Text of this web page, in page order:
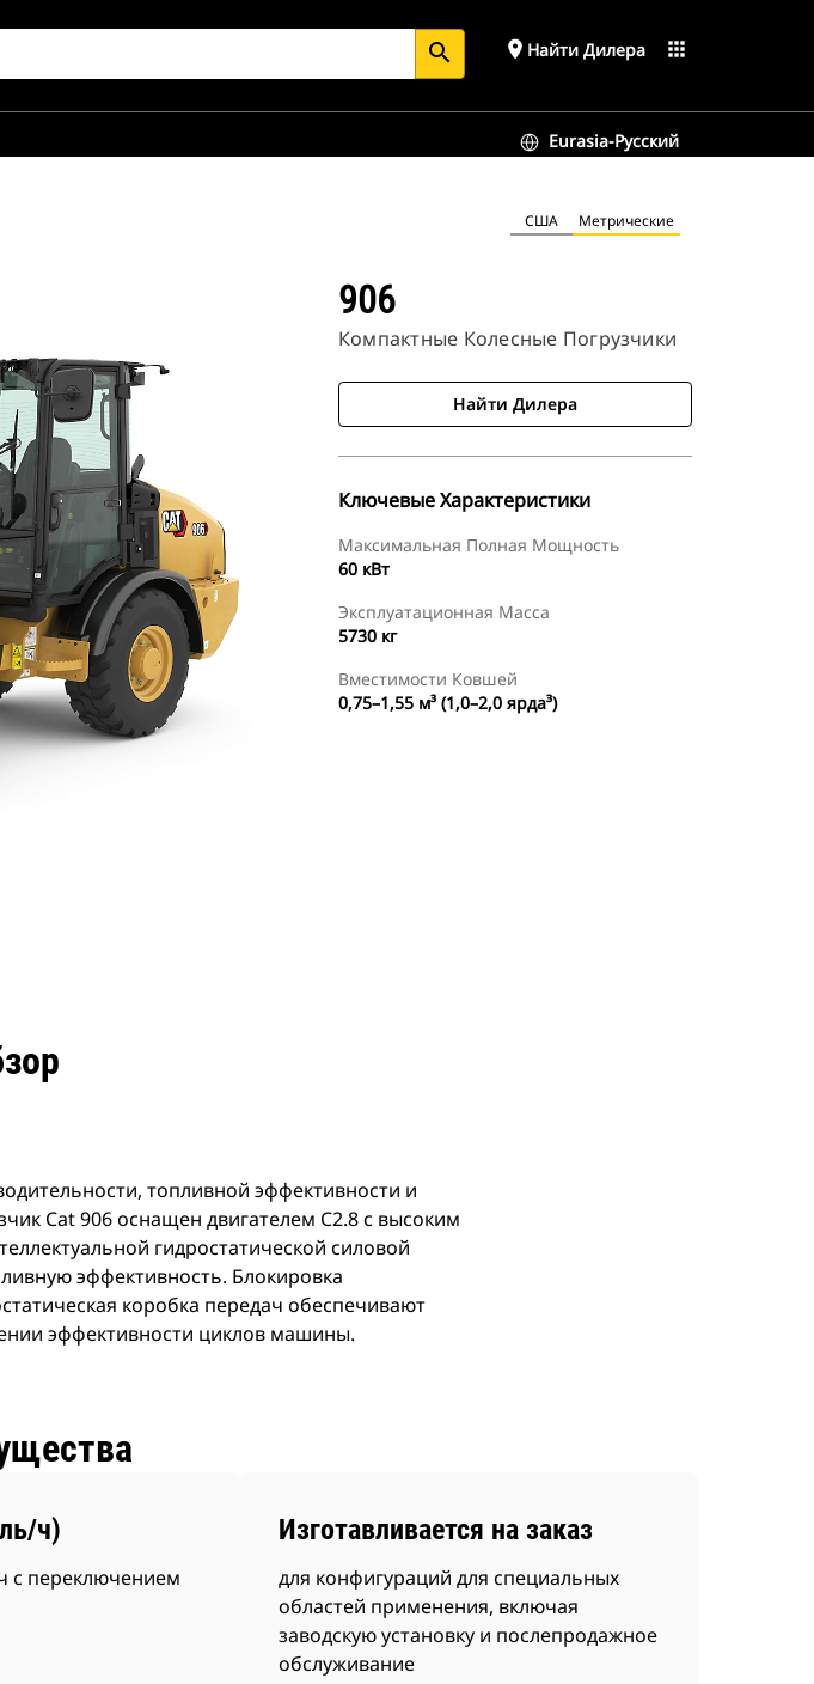
search place Найти Дилера apps
Eurasia-Русский
США Метрические
906
Компактные Колесные Погрузчики
Найти Дилера
Ключевые Характеристики
Максимальная Полная Мощность
60 кВт
Эксплуатационная Масса
5730 кг
Вместимости Ковшей
0,75–1,55 м³ (1,0–2,0 ярда³)
топливной эффективности и
Cat 906 оснащен двигателем C2.8 с высоким
гидростатической силовой
эффективность. Блокировка
коробка передач обеспечивают
эффективности циклов машины.
ч)
с переключением
Изготавливается на заказ
для конфигураций для специальных
областей применения, включая
заводскую установку и послепродажное
обслуживание